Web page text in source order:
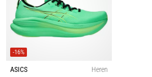
-16%
ASICS
Heren